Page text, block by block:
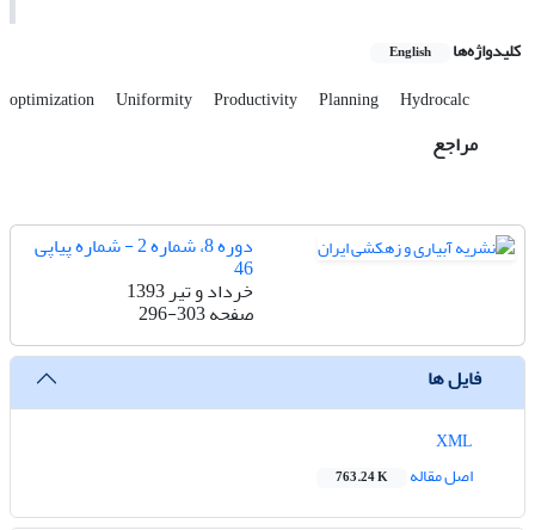
کلیدواژه‌ها English
optimization Uniformity Productivity Planning Hydrocalc
مراجع
دوره 8، شماره 2 - شماره پیاپی
46
خرداد و تیر 1393
صفحه296-303
فایل ها
اصل مقاله
763.24 K